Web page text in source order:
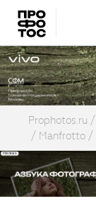
Prophotos.ru
Manfrotto